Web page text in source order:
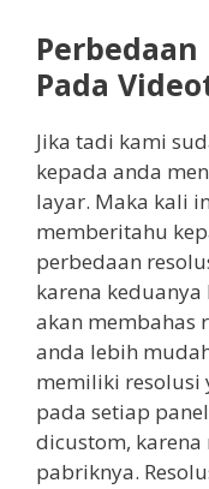
Perbedaan
Pada
Jika tadi kami
kepada anda
layar. Maka kali
memberitahu
perbedaan
karena
akan membahas
anda lebih
memiliki resolusi
pada setiap
dicustom,
pabriknya.